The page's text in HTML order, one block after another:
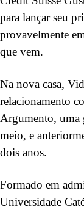
para lançar seu
provavelmente
que vem.
Na nova casa,
relacionamento
Argumento, uma
meio, e
dois anos.
Formado em
Universidade